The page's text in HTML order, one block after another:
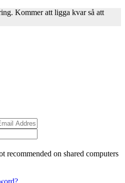
Kommer att ligga kvar så att
recommended on shared computers